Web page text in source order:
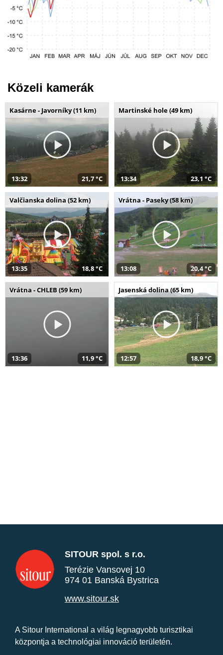
Közeli kamerák
Kasárne - Javorníky (11 km)
13:32 21,7 °C
Martinské hole (49 km)
13:34 23,1 °C
Valčianska dolina (52 km)
13:35 18,8 °C
Vrátna - Paseky (58 km)
13:08 20,4 °C
Vrátna - CHLEB (59 km)
13:36 11,9 °C
Jasenská dolina (65 km)
12:57 18,9 °C
SITOUR spol. s r.o.
Terézie Vansovej 10
974 01 Banská Bystrica
www.sitour.sk
A Sitour International a világ legnagyobb turisztikai
központja a technológiai innováció területén.